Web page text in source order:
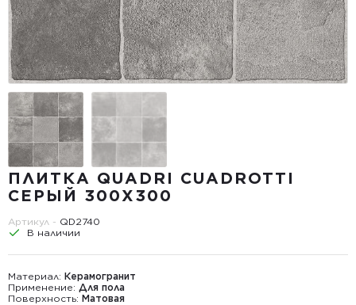
ПЛИТКА QUADRI CUADROTTI
СЕРЫЙ 300X300
Артикул - QD2740
В наличии
Материал: Керамогранит
Применение: Для пола
Поверхность: Матовая